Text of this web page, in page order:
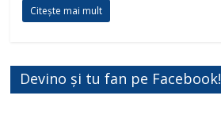
Citește mai mult
Devino și tu fan pe Facebook!